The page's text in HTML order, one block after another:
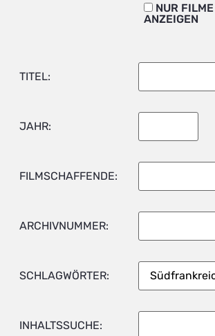
NUR
ANZEIGEN
TITEL:
JAHR:
FILMSCHAFFENDE:
ARCHIVNUMMER:
SCHLAGWÖRTER:
INHALTSSUCHE: